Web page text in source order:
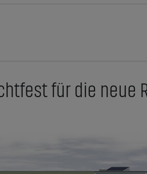
für die neue